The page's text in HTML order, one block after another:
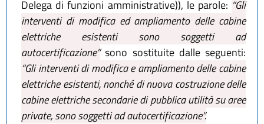
Delega di funzioni amministrative)), le parole: “Gli
interventi di modifica ed ampliamento delle cabine
elettriche esistenti sono soggetti ad
autocertificazione”sono sostituite dalle seguenti:
“Gli interventi di modifica e ampliamento delle cabine
elettriche esistenti, nonché di nuova costruzione delle
cabine elettriche secondarie di pubblica utilità su aree
private, sono soggetti ad autocertificazione”.